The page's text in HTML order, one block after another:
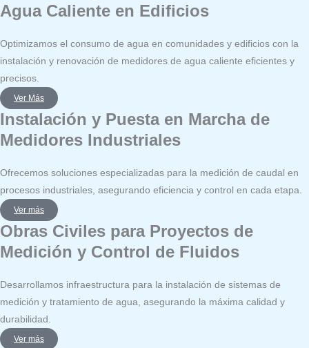
Agua Caliente en Edificios
Optimizamos el consumo de agua en comunidades y edificios con la
instalación y renovación de medidores de agua caliente eficientes y
precisos.
Ver Más
Instalación y Puesta en Marcha de
Medidores Industriales
Ofrecemos soluciones especializadas para la medición de caudal en
procesos industriales, asegurando eficiencia y control en cada etapa.
Ver más
Obras Civiles para Proyectos de
Medición y Control de Fluidos
Desarrollamos infraestructura para la instalación de sistemas de
medición y tratamiento de agua, asegurando la máxima calidad y
durabilidad.
Ver más